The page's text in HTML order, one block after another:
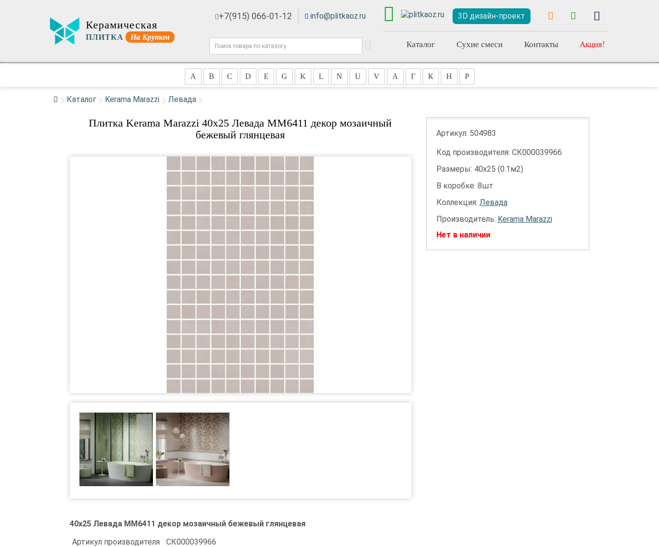
Керамическая
ПЛИТКА На Крутом
+7(915) 066-01-12 info@plitkaoz.ru 3D дизайн-проект
Каталог Сухие смеси Контакты Акция!
A B C D E G K L N U V А Г К Н Р
Каталог Kerama Marazzi Левада
Плитка Kerama Marazzi 40x25 Левада MM6411 декор мозаичный
бежевый глянцевая
40x25 Левада MM6411 декор мозаичный бежевый глянцевая
Артикул производителя
СК000039966
Артикул: 504983
Код производителя: СК000039966
Размеры: 40х25 (0.1м2)
В коробке: 8шт
Коллекция: Левада
Производитель: Kerama Marazzi
Нет в наличии